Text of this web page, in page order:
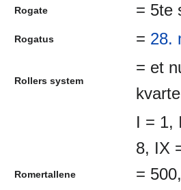
Rogate = 5te
Rogatus = 28.
Rollers system
= et
Romertallene
I = 1,
8, IX
=